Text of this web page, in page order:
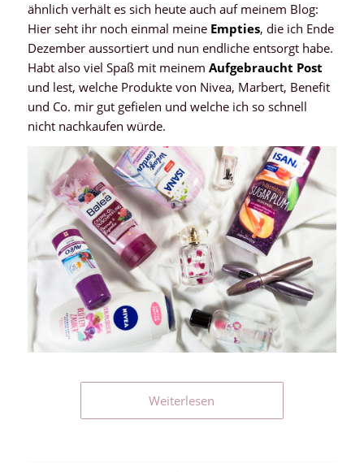
ähnlich verhält es sich heute auch auf meinem Blog:
Hier seht ihr noch einmal meine Empties, die ich Ende
Dezember aussortiert und nun endliche entsorgt habe.
Habt also viel Spaß mit meinem Aufgebraucht Post
und lest, welche Produkte von Nivea, Marbert, Benefit
und Co. mir gut gefielen und welche ich so schnell
nicht nachkaufen würde.
Weiterlesen